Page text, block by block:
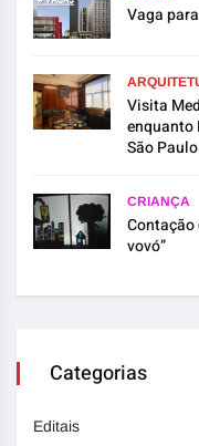
Vaga
Visita
enquanto
São Paulo
CRIANÇA
Contação
vovó”
Categorias
Editais